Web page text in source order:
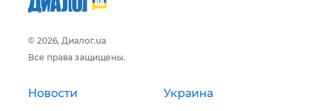
© 2026, Диалог.ua
Все права защищены.
Новости Украина